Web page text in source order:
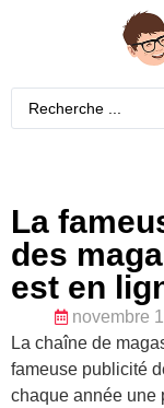
La
des
est en
novembre
La chaîne de
fameuse publicité
chaque année une